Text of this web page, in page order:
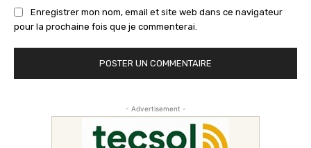
Enregistrer mon nom, email et site web dans ce navigateur
pour la prochaine fois que je commenterai.
- Advertisement -